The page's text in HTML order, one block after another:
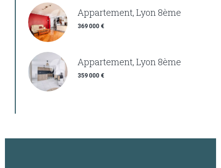
Appartement, Lyon 8ème
369 000 €
Appartement, Lyon 8ème
359 000 €